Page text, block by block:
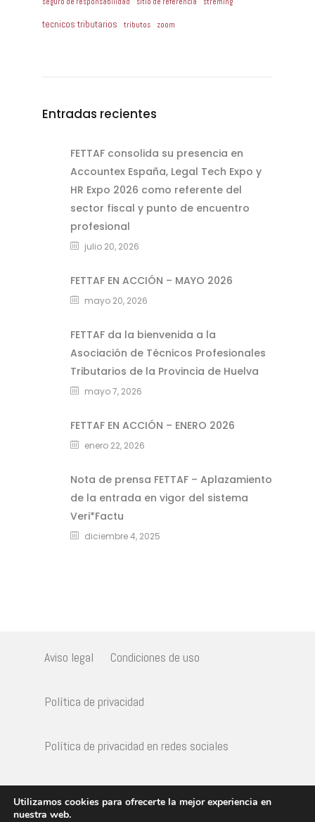
seguro de responsabilidad sitio de referencia streming
tecnicos tributarios tributos zoom
Entradas recientes
FETTAF consolida su presencia en
Accountex España, Legal Tech Expo y
HR Expo 2026 como referente del
sector fiscal y punto de encuentro
profesional
julio 20, 2026
FETTAF EN ACCIÓN – MAYO 2026
mayo 20, 2026
FETTAF da la bienvenida a la
Asociación de Técnicos Profesionales
Tributarios de la Provincia de Huelva
mayo 7, 2026
FETTAF EN ACCIÓN – ENERO 2026
enero 22, 2026
Nota de prensa FETTAF – Aplazamiento
de la entrada en vigor del sistema
Veri*Factu
diciembre 4, 2025
Aviso legal Condiciones de uso
Política de privacidad
Política de privacidad en redes sociales
Política de Cookies
Utilizamos cookies para ofrecerte la mejor experiencia en
nuestra web.